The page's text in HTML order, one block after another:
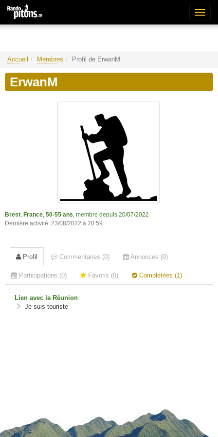
Accueil Membres Profil de ErwanM
ErwanM
Brest France 50-55 ans , membre depuis 20/07/2022
Dernière activité: 23/08/2022 à 20:59
Profil Commentaires (0) Annonces (0)
Participations (0) Favoris (0) Complétées (1)
Lien avec la Réunion
Je suis touriste